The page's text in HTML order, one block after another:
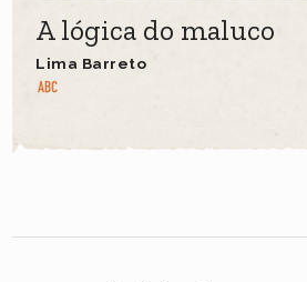
A lógica do maluco
Lima Barreto